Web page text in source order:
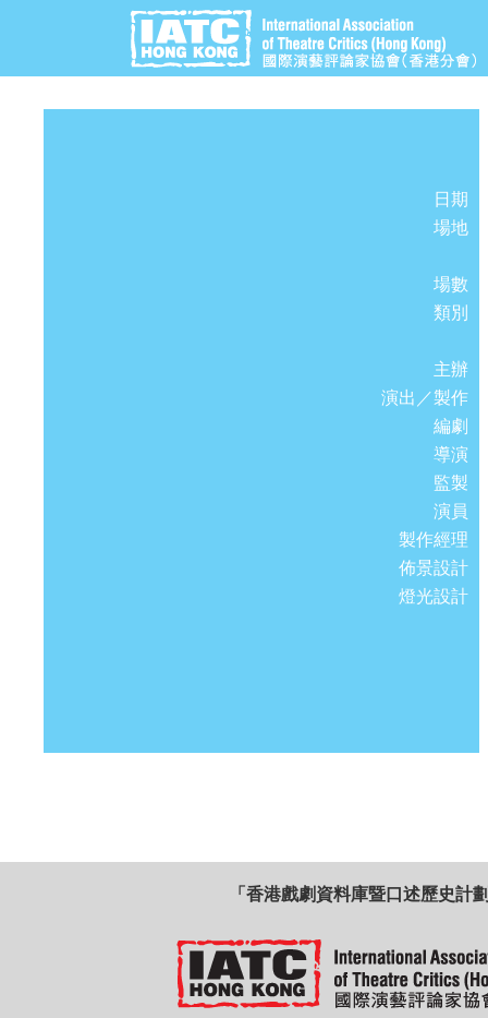
日期
場地
場數
類別
主辦
演出／製作
編劇
導演
監製
演員
製作經理
佈景設計
燈光設計
「香港戲劇資料庫暨口述歷史計